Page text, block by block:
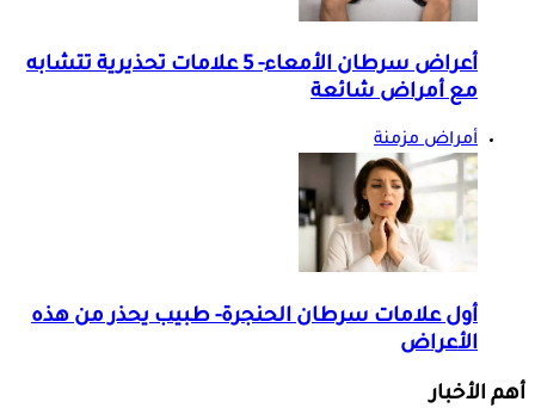
أعراض سرطان الأمعاء- 5 علامات تحذيرية تتشابه
مع أمراض شائعة
أمراض مزمنة
أول علامات سرطان الحنجرة- طبيب يحذر من هذه
الأعراض
أهم الأخبار